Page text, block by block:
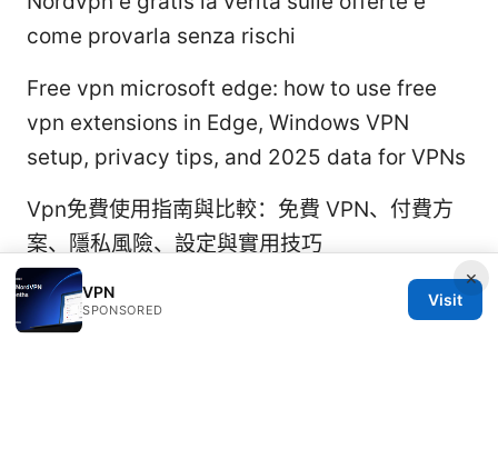
come provarla senza rischi
Free vpn microsoft edge: how to use free
vpn extensions in Edge, Windows VPN
setup, privacy tips, and 2025 data for VPNs
Vpn免費使用指南與比較：免費 VPN、付費方
案、隱私風險、設定與實用技巧
×
VPN
SPONSORED
Visit